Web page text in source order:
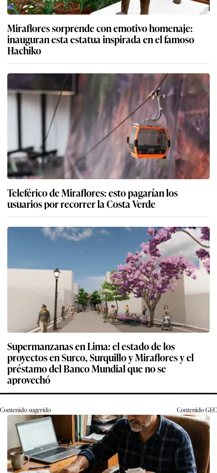
Miraflores sorprende con emotivo homenaje:
inauguran esta estatua inspirada en el famoso
Hachiko
Teleférico de Miraflores: esto pagarían los
usuarios por recorrer la Costa Verde
Supermanzanas en Lima: el estado de los
proyectos en Surco, Surquillo y Miraflores y el
préstamo del Banco Mundial que no se
aprovechó
Contenido sugerido ContenidoGEC